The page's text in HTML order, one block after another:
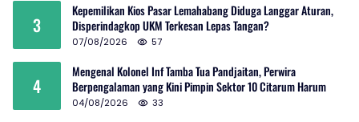
3
Kepemilikan Kios Pasar Lemahabang Diduga Langgar Aturan,
Disperindagkop UKM Terkesan Lepas Tangan?
07/08/2026 57
4
Mengenal Kolonel Inf Tamba Tua Pandjaitan, Perwira
Berpengalaman yang Kini Pimpin Sektor 10 Citarum Harum
04/08/2026 33